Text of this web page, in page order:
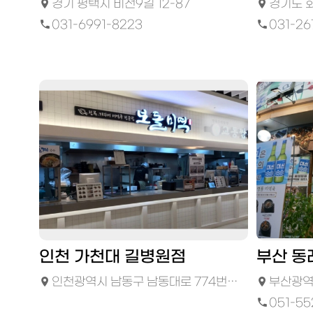
경기 평택시 비전9길 12-87
031-6991-8223
경기도 화
031-
인천 가천대 길병원점
인천광역시 남동구 남동대로 774번길21, 지하 1층 가천대 길병원 본관
부산 동
부산광
051-